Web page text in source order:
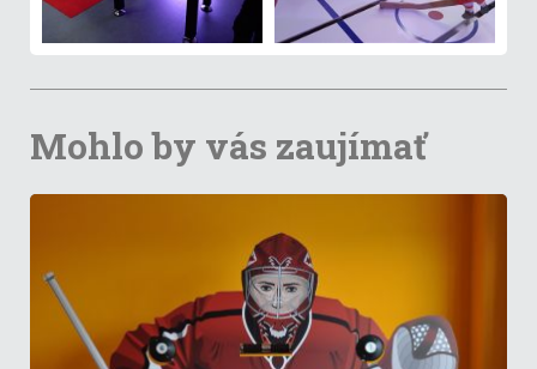
Mohlo by vás zaujímať